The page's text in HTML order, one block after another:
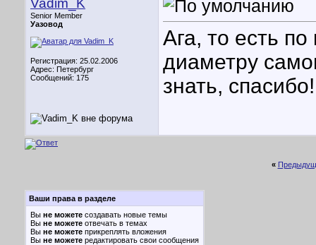
Vadim_K
Senior Member
Уазовод
Регистрация: 25.02.2006
Адрес: Петербург
Сообщений: 175
Ага, то есть
диаметру
знать, спасибо!
«
Ваши права в разделе
Вы не можете создавать новые темы
Вы не можете отвечать в темах
Вы не можете прикреплять вложения
Вы не можете редактировать свои сообщения